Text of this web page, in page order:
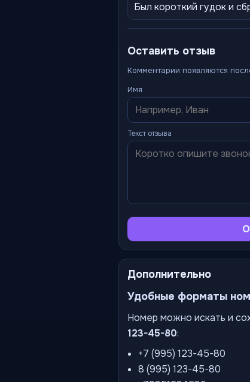
Был короткий гудок и
Оставить отзыв
Комментарии появляются
Имя
Текст отзыва
Дополнительно
Удобные форматы
Номер можно искать и
123-45-80:
+7 (995) 123-45-80
8 (995) 123-45-80